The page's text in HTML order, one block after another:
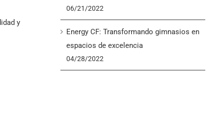
y
06/21/2022
Energy CF: Transformando gimnasios en
espacios de excelencia
04/28/2022